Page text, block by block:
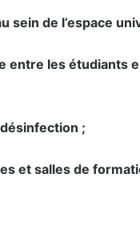
sein de l’espace
entre les étudiants
;
et salles de